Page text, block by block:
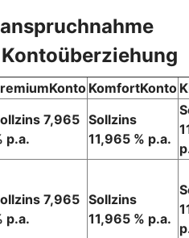
KomfortKonto
7,965
p.a.
Sollzins
11,965 % p.a.
7,965
p.a.
Sollzins
11,965 % p.a.